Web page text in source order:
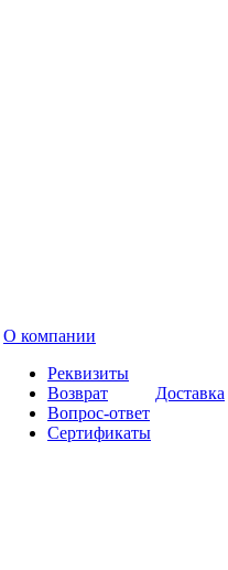
О компании
Реквизиты
Возврат
Вопрос-ответ
Сертификаты
Доставка